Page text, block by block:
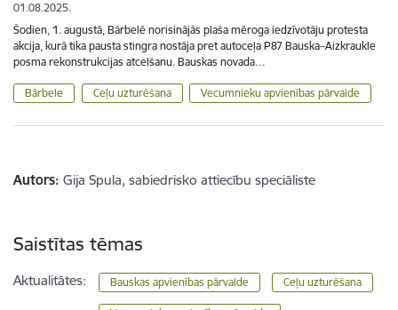
01.08.2025.
Šodien, 1. augustā, Bārbelē norisinājās plaša mēroga iedzīvotāju protesta
akcija, kurā tika pausta stingra nostāja pret autoceļa P87 Bauska–Aizkraukle
posma rekonstrukcijas atcelšanu. Bauskas novada…
Bārbele Ceļu uzturēšana Vecumnieku apvienības pārvalde
Autors: Gija Spula, sabiedrisko attiecību speciāliste
Saistītas tēmas
Aktualitātes: Bauskas apvienības pārvalde Ceļu uzturēšana